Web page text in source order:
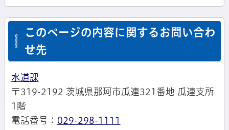
このページの内容に関するお問い合わ
せ先
水道課
〒319-2192 茨城県那珂市瓜連321番地 瓜連支所
1階
電話番号： 029-298-1111